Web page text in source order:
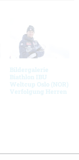
Bildergalerie
Biathlon IBU
Weltcup Oslo (NOR)
Verfolgung Herren